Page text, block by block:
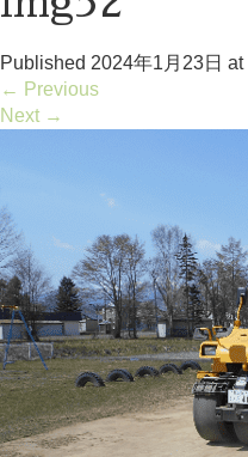
Published 2024年1月23日 at
← Previous
Next →